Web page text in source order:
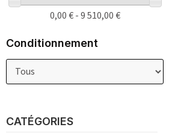
0,00 € - 9 510,00 €
Conditionnement
CATÉGORIES